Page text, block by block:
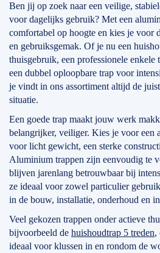
Ben jij op zoek naar een veilige,
voor dagelijks gebruik? Met een
comfortabel op hoogte en kies je voor
en gebruiksgemak. Of je nu een
thuisgebruik, een professionele
een dubbel oploopbare trap voor
je vindt in ons assortiment altijd de
situatie.
Een goede trap maakt jouw werk
belangrijker, veiliger. Kies je voor een
voor licht gewicht, een sterke
Aluminium trappen zijn eenvoudig te
blijven jarenlang betrouwbaar bij
ze ideaal voor zowel particulier
in de bouw, installatie, onderhoud en
Veel gekozen trappen onder actieve
bijvoorbeeld de huishoudtrap 5 treden,
ideaal voor klussen in en rondom de